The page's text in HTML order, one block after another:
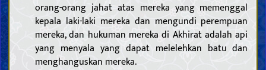
orang-orang jahat atas mereka yang memenggal
kepala laki-laki mereka dan mengundi perempuan
mereka, dan hukuman mereka di Akhirat adalah api
yang menyala yang dapat melelehkan batu dan
menghanguskan mereka.
Riwayat dari para Khalifah Allah
Kepercayaan
Memahami Allah; keberadaan-Nya, sifat-sifat-Nya, dan
perbuatan-Nya
Mengenal para Khalifah Allah